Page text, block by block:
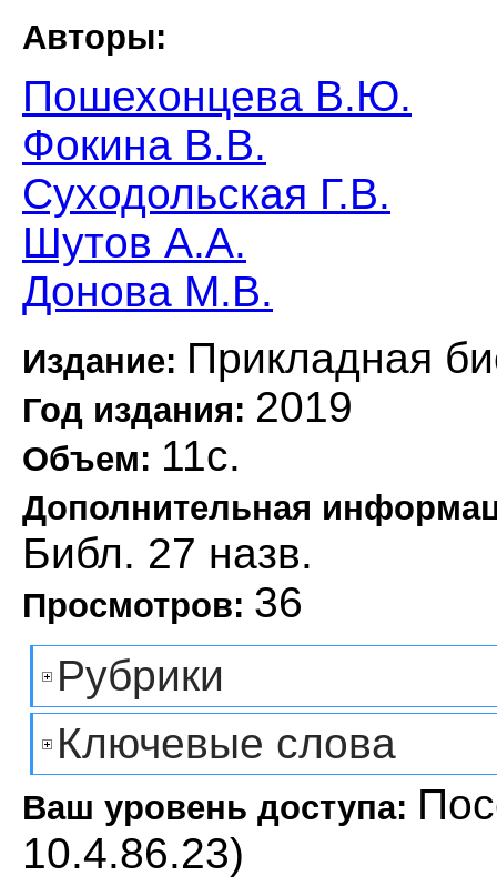
Авторы:
Пошехонцева В.Ю.
Фокина В.В.
Суходольская Г.В.
Шутов А.А.
Донова М.В.
Издание: Прикладная
Год издания: 2019
Объем: 11с.
Дополнительная
Библ. 27 назв.
Просмотров: 36
Рубрики
Ключевые слова
Ваш уровень доступа:
10.4.86.23)